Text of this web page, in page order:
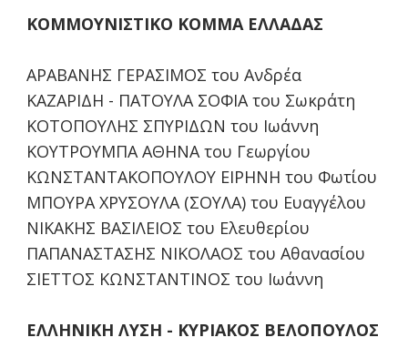
ΚΟΜΜΟΥΝΙΣΤΙΚΟ ΚΟΜΜΑ ΕΛΛΑΔΑΣ
ΑΡΑΒΑΝΗΣ ΓΕΡΑΣΙΜΟΣ του Ανδρέα
ΚΑΖΑΡΙΔΗ - ΠΑΤΟΥΛΑ ΣΟΦΙΑ του Σωκράτη
ΚΟΤΟΠΟΥΛΗΣ ΣΠΥΡΙΔΩΝ του Ιωάννη
ΚΟΥΤΡΟΥΜΠΑ ΑΘΗΝΑ του Γεωργίου
ΚΩΝΣΤΑΝΤΑΚΟΠΟΥΛΟΥ ΕΙΡΗΝΗ του Φωτίου
ΜΠΟΥΡΑ ΧΡΥΣΟΥΛΑ (ΣΟΥΛΑ) του Ευαγγέλου
ΝΙΚΑΚΗΣ ΒΑΣΙΛΕΙΟΣ του Ελευθερίου
ΠΑΠΑΝΑΣΤΑΣΗΣ ΝΙΚΟΛΑΟΣ του Αθανασίου
ΣΙΕΤΤΟΣ ΚΩΝΣΤΑΝΤΙΝΟΣ του Ιωάννη
ΕΛΛΗΝΙΚΗ ΛΥΣΗ - ΚΥΡΙΑΚΟΣ ΒΕΛΟΠΟΥΛΟΣ